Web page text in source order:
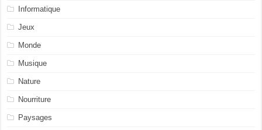
Informatique
Jeux
Monde
Musique
Nature
Nourriture
Paysages